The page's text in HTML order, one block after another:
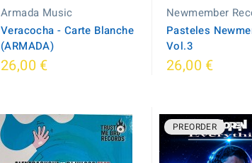
Armada Music
Veracocha - Carte Blanche
(ARMADA)
26,00 €
Newmember
Pasteles
Vol.3
26,00 €
PREORDER